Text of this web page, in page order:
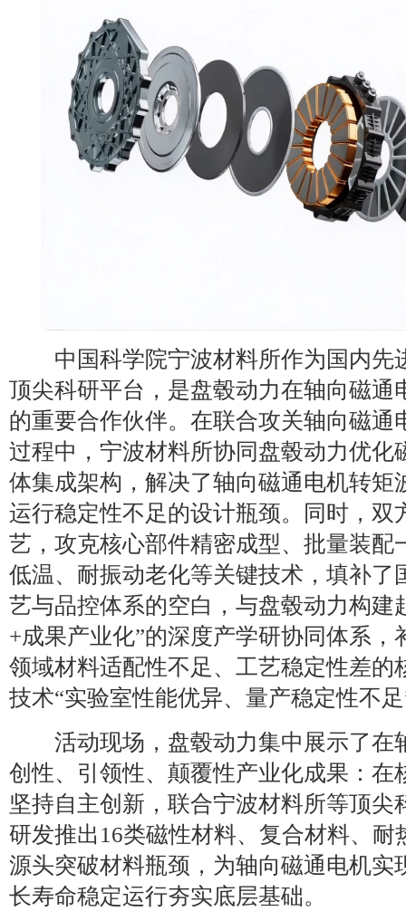
中国科学院宁波材料所作为国内先
顶尖科研平台，是盘毂动力在轴向磁通
的重要合作伙伴。在联合攻关轴向磁通
过程中，宁波材料所协同盘毂动力优化
体集成架构，解决了轴向磁通电机转矩
运行稳定性不足的设计瓶颈。同时，双
艺，攻克核心部件精密成型、批量装配
低温、耐振动老化等关键技术，填补了
艺与品控体系的空白，与盘毂动力构建
+成果产业化”的深度产学研协同体系，
领域材料适配性不足、工艺稳定性差的
技术“实验室性能优异、量产稳定性不
活动现场，盘毂动力集中展示了在
创性、引领性、颠覆性产业化成果：在
坚持自主创新，联合宁波材料所等顶尖
研发推出16类磁性材料、复合材料、耐
源头突破材料瓶颈，为轴向磁通电机实
长寿命稳定运行夯实底层基础。